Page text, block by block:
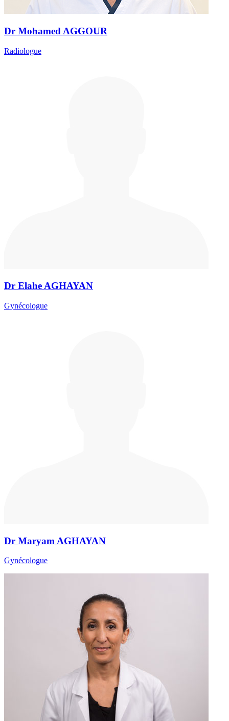
Dr Mohamed AGGOUR
Radiologue
Dr Elahe AGHAYAN
Gynécologue
Dr Maryam AGHAYAN
Gynécologue